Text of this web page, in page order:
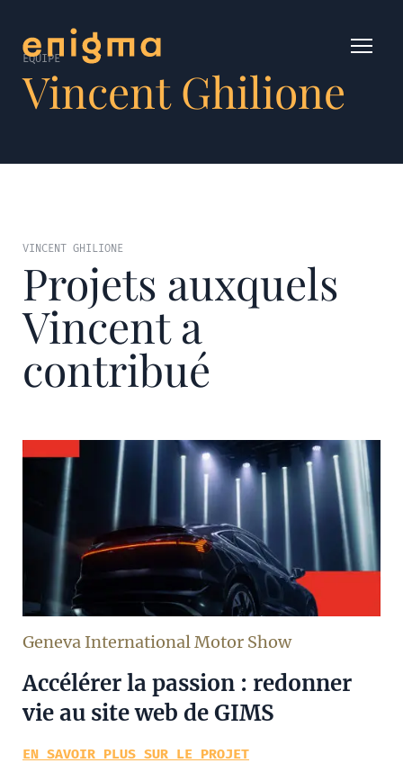
ÉQUIPE
Vincent Ghilione
VINCENT GHILIONE
Projets auxquels
Vincent a
contribué
Geneva International Motor Show
Accélérer la passion : redonner
vie au site web de GIMS
EN SAVOIR PLUS SUR LE PROJET